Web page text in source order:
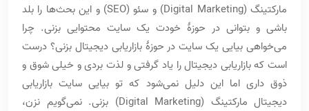
مارکتینگ (Digital Marketing) و سئو (SEO) و این بحث‌ها را بلد
باشی و بتوانی در حوزۀ خودت یک سایت محتوایی بزنی. چرا
می‌خواهی بیایی یک سایت در حوزۀ بازاریابی دیجیتال بزنی؟ درست
است که بازاریابی دیجیتال را یاد گرفتی و لذت بردی و خیلی شوق و
ذوق داری اما این دلیل نمی‌شود که تو بیایی سایت بازاریابی
دیجیتال مارکتینگ (Digital Marketing) بزنی. نمی‌گویم نزن،